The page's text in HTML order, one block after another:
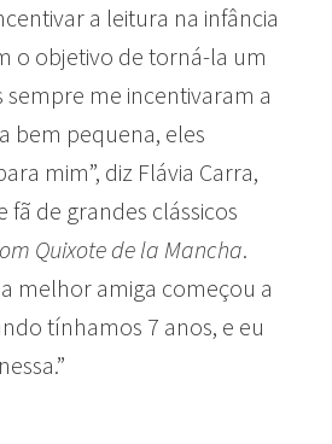
a leitura na infância
o objetivo de torná-la um
sempre me incentivaram a
bem pequena, eles
mim”, diz Flávia Carra,
fã de grandes clássicos
Quixote de la Mancha.
melhor amiga começou a
tínhamos 7 anos, e eu